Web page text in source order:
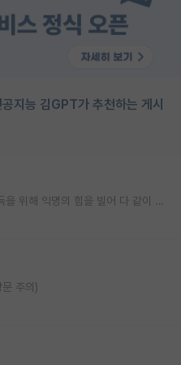
지능 김GPT가 추천하는 게시
후배들의 진로 선택과 균형된 정보 획득을 위해 익명의 힘을 빌어 다 같이 연봉 공개 타임 한번 갖는 것 어때요?
주의)